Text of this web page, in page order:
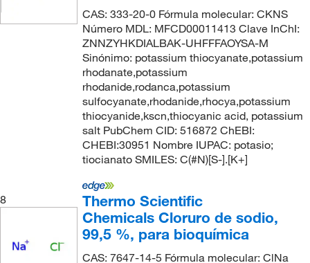
CAS: 333-20-0 Fórmula molecular: CKNS
Número MDL: MFCD00011413 Clave InChI:
ZNNZYHKDIALBAK-UHFFFAOYSA-M
Sinónimo: potassium thiocyanate,potassium
rhodanate,potassium
rhodanide,rodanca,potassium
sulfocyanate,rhodanide,rhocya,potassium
thiocyanide,kscn,thiocyanic acid, potassium
salt PubChem CID: 516872 ChEBI:
CHEBI:30951 Nombre IUPAC: potasio;
tiocianato SMILES: C(#N)[S-].[K+]
8
Thermo Scientific
Chemicals Cloruro de sodio,
99,5 %, para bioquímica
CAS: 7647-14-5 Fórmula molecular: ClNa